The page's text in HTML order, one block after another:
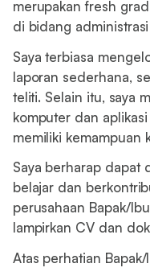
merupakan fresh
di bidang
Saya terbiasa
laporan sederhana,
teliti. Selain itu, saya
komputer dan
memiliki kemampuan
Saya berharap dapat
belajar dan
perusahaan Bapak/
lampirkan CV dan
Atas perhatian